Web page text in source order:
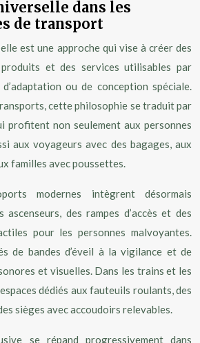
dans les
de transport
est une approche qui vise à créer des
produits et des services utilisables par
ou de conception spéciale.
cette philosophie se traduit par
profitent non seulement aux personnes
aux voyageurs avec des bagages, aux
familles avec poussettes.
modernes intègrent désormais
ascenseurs, des rampes d’accès et des
pour les personnes malvoyantes.
de bandes d’éveil à la vigilance et de
et visuelles. Dans les trains et les
dédiés aux fauteuils roulants, des
sièges avec accoudoirs relevables.
se répand progressivement dans